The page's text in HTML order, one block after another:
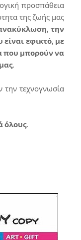
προσπάθεια
της ζωής μας
την
εφικτό, με
που μπορούν να
τεχνογνωσία
όλους.